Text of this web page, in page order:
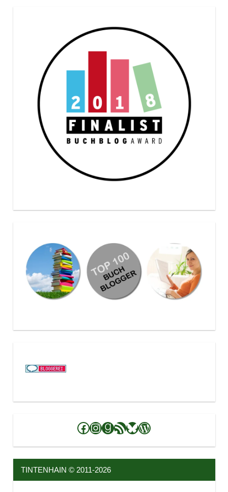
Facebook
Instagram
Goodreads
RSS-Feed
Bluesky
WordPress
TINTENHAIN © 2011-2026